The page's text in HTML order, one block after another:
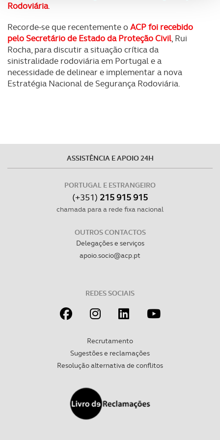
analisar dados de navegação no nosso website.
Adicionalmente partilhamos informação, relativa à sua
utilização do nosso site de publicidade e de análise, com
parceiros e organizações na UE e em países terceiros.
O ACP garantirá que as transferências internacionais de
dados pessoais serão realizadas apenas com o seu
tecnologias similares pode ter impacto na sua
experiência de navegação no Website e nos serviços
disponibilizados.
Rodoviária.
Recorde-se que recentemente oACP foi recebido
pelo Secretário de Estado da Proteção Civil, Rui
Rocha, para discutir a situação crítica da
sinistralidade rodoviária em Portugal e a
necessidade de delinear e implementar a nova
Estratégia Nacional de Segurança Rodoviária.
ASSISTÊNCIA E APOIO 24H
PORTUGAL E ESTRANGEIRO
(+351) 215 915 915
chamada para a rede fixa nacional
OUTROS CONTACTOS
Delegações e serviços
apoio.socio@acp.pt
REDES SOCIAIS
Recrutamento
Sugestões e reclamações
Resolução alternativa de conflitos